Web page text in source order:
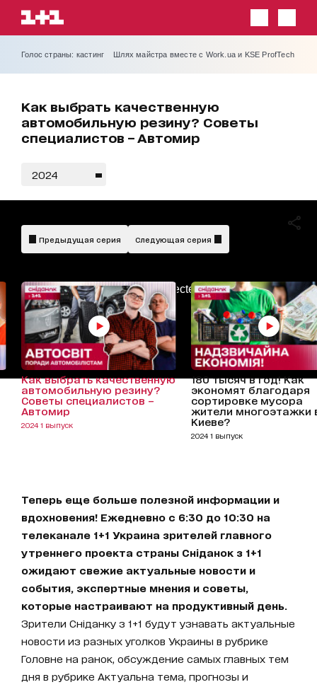
Голос страны: кастинг Шлях майстра вместе с Work.ua и KSE ProfTech
Как выбрать качественную
автомобильную резину? Советы
специалистов – Автомир
2024
AdBlockDetected!
Предыдущая серия Следующая серия
Как выбрать качественную
автомобильную резину?
Советы специалистов –
Автомир
2024 1 выпуск
180 тысяч в год! Как
экономят благодаря
сортировке мусора
жители многоэтажки
Киеве?
2024 1 выпуск
Теперь еще больше полезной информации и
вдохновения! Ежедневно с 6:30 до 10:30 на
телеканале 1+1 Украина зрителей главного
утреннего проекта страны Сніданок з 1+1
ожидают свежие актуальные новости и
события, экспертные мнения и советы,
которые настраивают на продуктивный день.
Зрители Сніданку з 1+1 будут узнавать актуальные
новости из разных уголков Украины в рубрике
Головне на ранок, обсуждение самых главных тем
дня в рубрике Актуальна тема, прогнозы и